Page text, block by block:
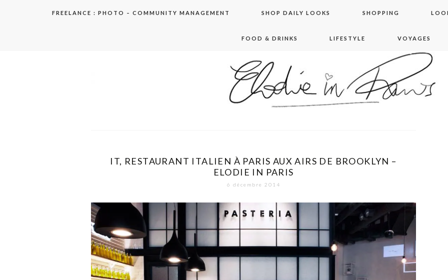
FREELANCE : PHOTO – COMMUNITY MANAGEMENT SHOP DAILY LOOKS SHOPPING
FOOD & DRINKS LIFESTYLE VOYAGES
elodie in paris
IT, RESTAURANT ITALIEN À PARIS AUX AIRS DE BROOKLYN –
ELODIE IN PARIS
6 décembre 2014